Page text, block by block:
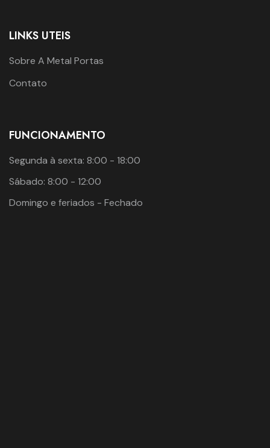
LINKS UTEIS
Sobre A Metal Portas
Contato
FUNCIONAMENTO
Segunda à sexta: 8:00 - 18:00
Sábado: 8:00 - 12:00
Domingo e feriados - Fechado